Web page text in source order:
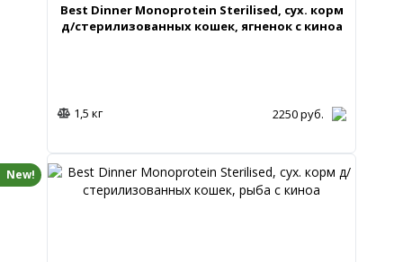
Best Dinner Monoprotein Sterilised, сух. корм
д/стерилизованных кошек, ягненок с киноа
1,5 кг 2250руб.
New!